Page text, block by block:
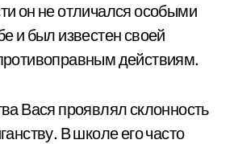
он не отличался особыми
и был известен своей
действиям.
Вася проявлял склонность
В школе его часто